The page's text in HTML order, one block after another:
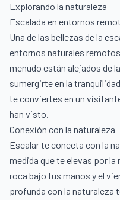
Explorando la naturaleza
Escalada en entornos
Una de las bellezas de la
entornos naturales
menudo están alejados de
sumergirte en la
te conviertes en un
han visto.
Conexión con la naturaleza
Escalar te conecta con la
medida que te elevas por
roca bajo tus manos y el
profunda con la naturaleza